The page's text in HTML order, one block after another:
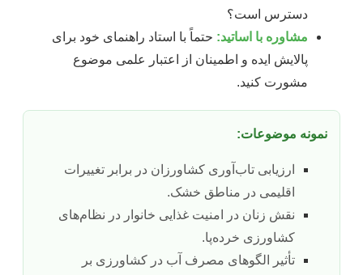
دسترس است؟
مشاوره با اساتید: حتماً با استاد راهنمای خود برای
پالایش ایده و اطمینان از اعتبار علمی موضوع
مشورت کنید.
نمونه موضوعات:
ارزیابی تاب‌آوری کشاورزان در برابر تغییرات
اقلیمی در مناطق خشک.
نقش زنان در امنیت غذایی خانوار در نظام‌های
کشاورزی خرده‌پا.
تأثیر الگوهای مصرف آب در کشاورزی بر